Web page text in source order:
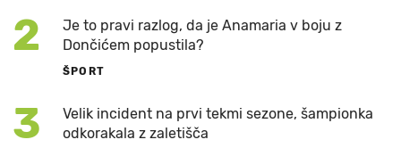
2
Je to pravi razlog, da je Anamaria v boju z
Dončićem popustila?
ŠPORT
3
Velik incident na prvi tekmi sezone, šampionka
odkorakala z zaletišča